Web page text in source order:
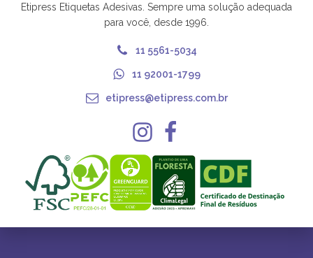
Etipress Etiquetas Adesivas. Sempre uma solução adequada
para você, desde 1996.
11 5561-5034
11 92001-1799
etipress@etipress.com.br